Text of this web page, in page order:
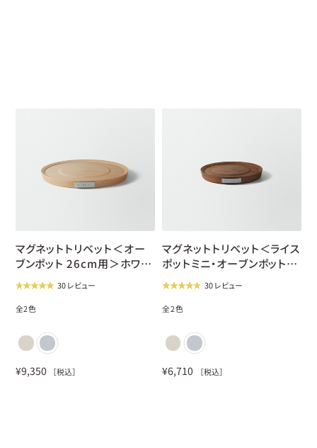
マグネットトリベット＜オー
ブンポット 26cm用＞ホワイ
トハードメープル
30 レビュー
全2色
¥9,350 ［税込］
マグネットトリベット＜ライス
ポットミニ・オーブンポット
18cm用＞ブラックウォール
ナット
30 レビュー
全2色
¥6,710 ［税込］